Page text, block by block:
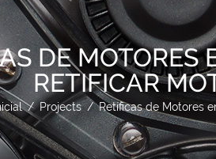
DE MOTORES
RETIFICAR
/ Projects / Retíficas de Motores